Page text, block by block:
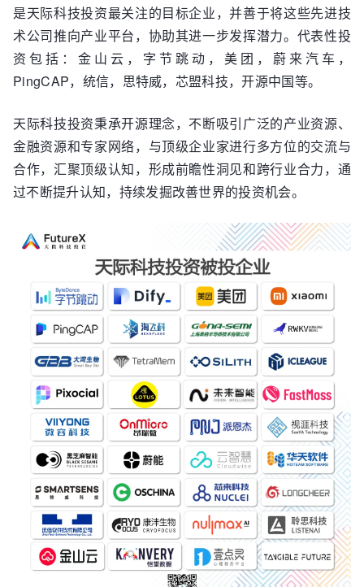
是天际科技投资最关注的目标企业，并善于将这些先进技
术公司推向产业平台，协助其进一步发挥潜力。代表性投
资包括：金山云，字节跳动，美团，蔚来汽车，
PingCAP，统信，思特威，芯盟科技，开源中国等。
天际科技投资秉承开源理念，不断吸引广泛的产业资源、
金融资源和专家网络，与顶级企业家进行多方位的交流与
合作，汇聚顶级认知，形成前瞻性洞见和跨行业合力，通
过不断提升认知，持续发掘改善世界的投资机会。